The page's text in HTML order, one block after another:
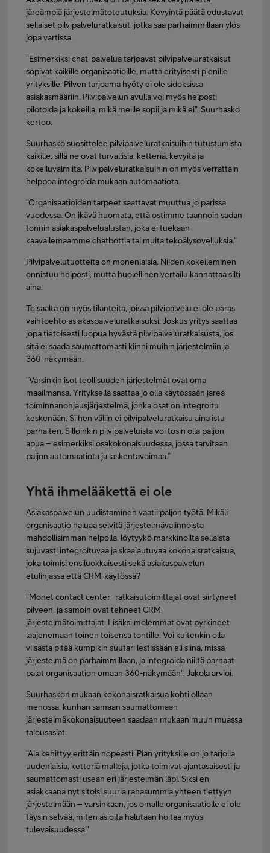
järeämpiä järjestelmätoteutuksia. Kevyintä päätä edustavat
sellaiset pilvipalveluratkaisut, jotka saa parhaimmillaan ylös
jopa vartissa.
”Esimerkiksi chat-palvelua tarjoavat pilvipalveluratkaisut
sopivat kaikille organisaatioille, mutta erityisesti pienille
yrityksille. Pilven tarjoama hyöty ei ole sidoksissa
asiakasmääriin. Pilvipalvelun avulla voi myös helposti
pilotoida ja kokeilla, mikä meille sopii ja mikä ei”, Suurhasko
kertoo.
Suurhasko suosittelee pilvipalveluratkaisuihin tutustumista
kaikille, sillä ne ovat turvallisia, ketteriä, kevyitä ja
kokeiluvalmiita. Pilvipalveluratkaisuihin on myös verrattain
helppoa integroida mukaan automaatiota.
”Organisaatioiden tarpeet saattavat muuttua jo parissa
vuodessa. On ikävä huomata, että ostimme taannoin sadan
tonnin asiakaspalvelualustan, joka ei tuekaan
kaavailemaamme chatbottia tai muita tekoälysovelluksia.”
Pilvipalvelutuotteita on monenlaisia. Niiden kokeileminen
onnistuu helposti, mutta huolellinen vertailu kannattaa silti
aina.
Toisaalta on myös tilanteita, joissa pilvipalvelu ei ole paras
vaihtoehto asiakaspalveluratkaisuksi. Joskus yritys saattaa
jopa tietoisesti luopua hyvästä pilvipalveluratkaisusta, jos
sitä ei saada saumattomasti kiinni muihin järjestelmiin ja
360-näkymään.
”Varsinkin isot teollisuuden järjestelmät ovat oma
maailmansa. Yrityksellä saattaa jo olla käytössään järeä
toiminnanohjausjärjestelmä, jonka osat on integroitu
keskenään. Siihen väliin ei pilvipalveluratkaisu aina istu
parhaiten. Silloinkin pilvipalveluista voi tosin olla paljon
apua – esimerkiksi osakokonaisuudessa, jossa tarvitaan
paljon automaatiota ja laskentavoimaa.”
Yhtä ihmelääkettä ei ole
Asiakaspalvelun uudistaminen vaatii paljon työtä. Mikäli
organisaatio haluaa selvitä järjestelmävalinnoista
mahdollisimman helpolla, löytyykö markkinoilta sellaista
sujuvasti integroituvaa ja skaalautuvaa kokonaisratkaisua,
joka toimisi ensiluokkaisesti sekä asiakaspalvelun
etulinjassa että CRM-käytössä?
”Monet contact center -ratkaisutoimittajat ovat siirtyneet
pilveen, ja samoin ovat tehneet CRM-
järjestelmätoimittajat. Lisäksi molemmat ovat pyrkineet
laajenemaan toinen toisensa tontille. Voi kuitenkin olla
viisasta pitää kumpikin suutari lestissään eli siinä, missä
järjestelmä on parhaimmillaan, ja integroida niiltä parhaat
palat organisaation omaan 360-näkymään”, Jakola arvioi.
Suurhaskon mukaan kokonaisratkaisua kohti ollaan
menossa, kunhan samaan saumattomaan
järjestelmäkokonaisuuteen saadaan mukaan muun muassa
talousasiat.
”Ala kehittyy erittäin nopeasti. Pian yrityksille on jo tarjolla
uudenlaisia, ketteriä malleja, jotka toimivat ajantasaisesti ja
saumattomasti usean eri järjestelmän läpi. Siksi en
asiakkaana nyt sitoisi suuria rahasummia yhteen tiettyyn
järjestelmään – varsinkaan, jos omalle organisaatiolle ei ole
täysin selvää, miten asioita halutaan hoitaa myös
tulevaisuudessa.”